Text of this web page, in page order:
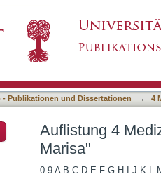
- Publikationen und Dissertationen → 4
Auflistung 4
Marisa"
0-9 A B C D E F G H J K L